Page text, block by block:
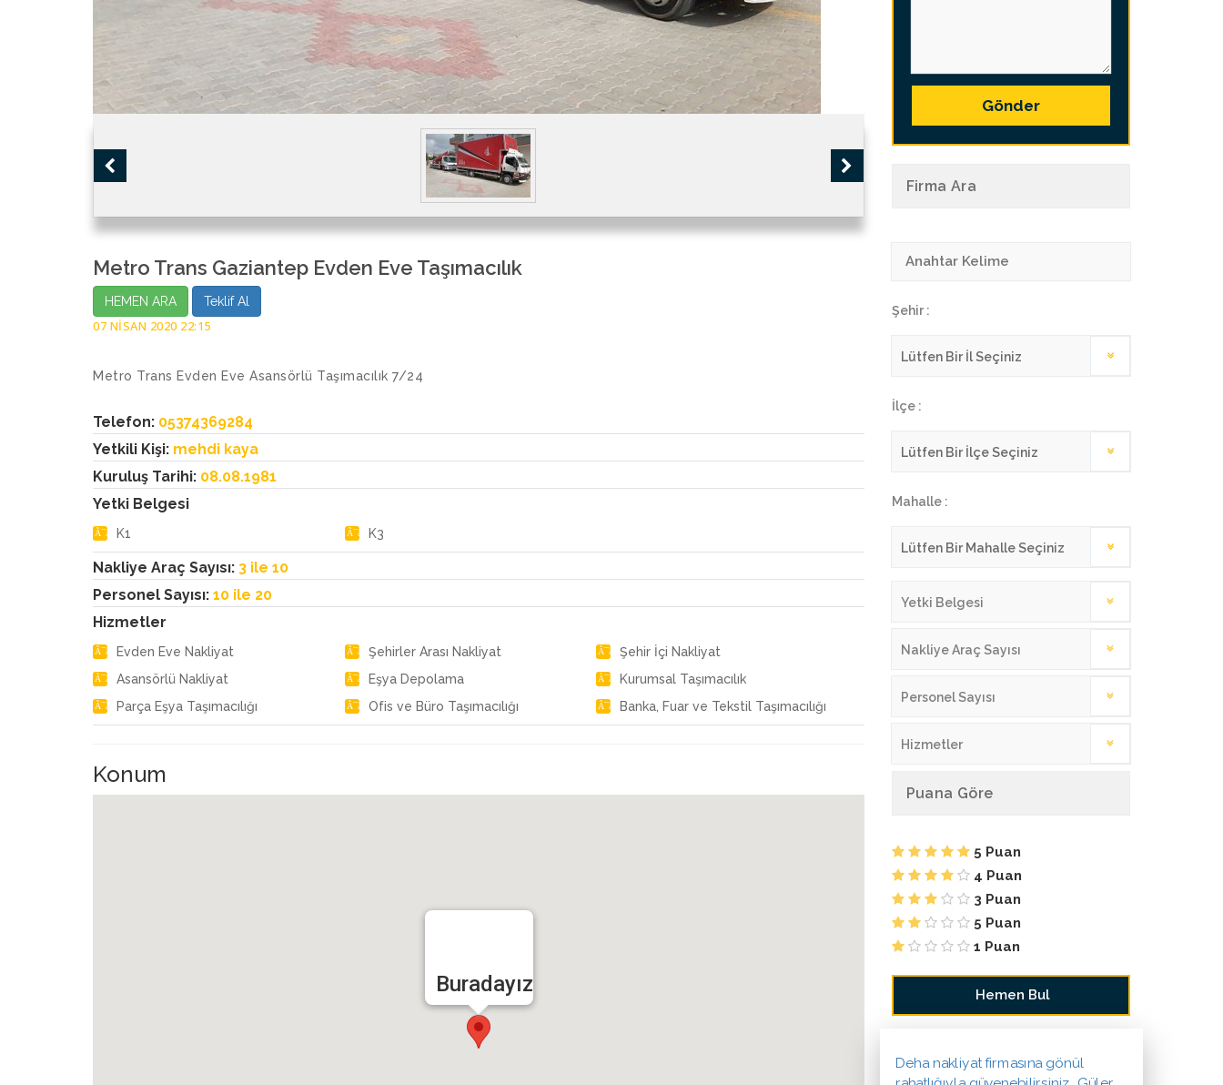
Metro Trans Gaziantep Evden Eve Taşımacılık
HEMEN ARA Teklif Al
07 NISAN 2020 22:15
Metro Trans Evden Eve Asansörlü Taşımacılık 7/24
Telefon: 05374369284
Yetkili Kişi: mehdi kaya
Kuruluş Tarihi: 08.08.1981
Yetki Belgesi
K1 K3
Nakliye Araç Sayısı: 3 ile 10
Personel Sayısı: 10 ile 20
Hizmetler
Evden Eve Nakliyat Şehirler Arası Nakliyat
Şehir İçi Nakliyat
Asansörlü Nakliyat
Eşya Depolama
Kurumsal Taşımacılık
Parça Eşya Taşımacılığı
Ofis ve Büro Taşımacılığı Banka, Fuar ve Tekstil Taşımacılığı
Konum
Buradayız
Gönder
Firma Ara
Şehir :
İlçe :
Mahalle :
Yetki Belgesi
Nakliye Araç Sayısı
Personel Sayısı
Hizmetler
Puana Göre
5 Puan
4 Puan
3 Puan
5 Puan
1 Puan
Deha nakliyat firmasına gönül